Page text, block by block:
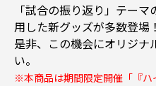
「試合の振り返り」テー
用した新グッズが多数登場！
是非、この機会にオリジナ
い。
※本商品は期間限定開催「『ハ